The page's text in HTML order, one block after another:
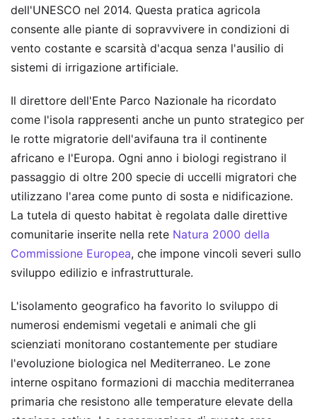
dell'UNESCO nel 2014. Questa pratica agricola
consente alle piante di sopravvivere in condizioni di
vento costante e scarsità d'acqua senza l'ausilio di
sistemi di irrigazione artificiale.
Il direttore dell'Ente Parco Nazionale ha ricordato
come l'isola rappresenti anche un punto strategico per
le rotte migratorie dell'avifauna tra il continente
africano e l'Europa. Ogni anno i biologi registrano il
passaggio di oltre 200 specie di uccelli migratori che
utilizzano l'area come punto di sosta e nidificazione.
La tutela di questo habitat è regolata dalle direttive
comunitarie inserite nella rete Natura 2000 della
Commissione Europea, che impone vincoli severi sullo
sviluppo edilizio e infrastrutturale.
L'isolamento geografico ha favorito lo sviluppo di
numerosi endemismi vegetali e animali che gli
scienziati monitorano costantemente per studiare
l'evoluzione biologica nel Mediterraneo. Le zone
interne ospitano formazioni di macchia mediterranea
primaria che resistono alle temperature elevate della